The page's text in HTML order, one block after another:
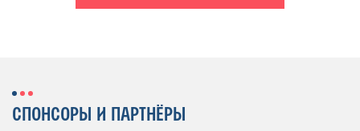
СПОНСОРЫ И ПАРТНЁРЫ